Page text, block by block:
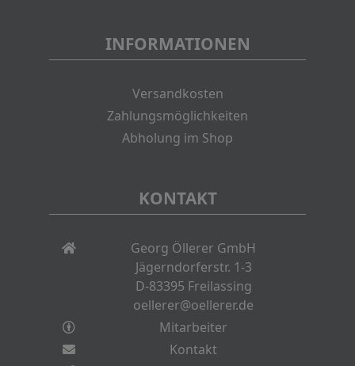
INFORMATIONEN
Versandkosten
Zahlungsmöglichkeiten
Abholung im Shop
KONTAKT
Georg Öllerer GmbH
Jägerndorferstr. 1-3
D-83395 Freilassing
oellerer@oellerer.de
Mitarbeiter
Kontakt